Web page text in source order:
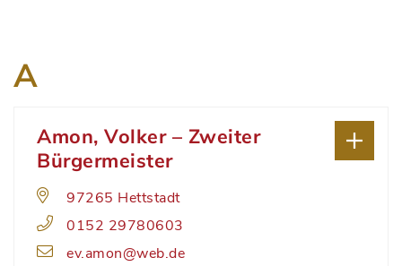
A
Amon, Volker – Zweiter
Bürgermeister
97265 Hettstadt
0152 29780603
ev.amon@web.de